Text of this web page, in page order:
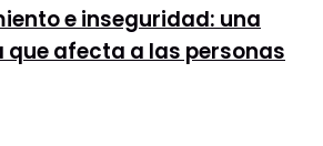
e inseguridad: una
afecta a las personas